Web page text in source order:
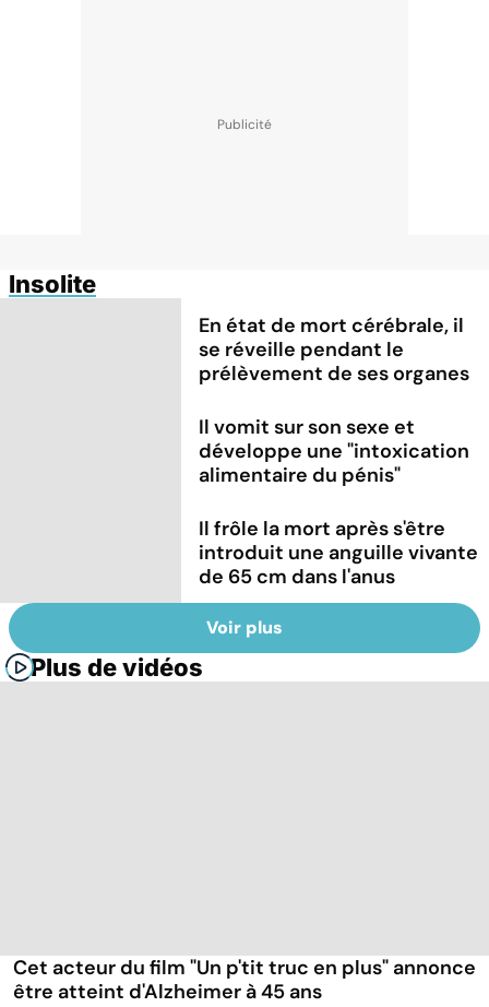
Insolite
En état de mort cérébrale, il
se réveille pendant le
prélèvement de ses organes
Il vomit sur son sexe et
développe une "intoxication
alimentaire du pénis"
Il frôle la mort après s'être
introduit une anguille vivante
de 65 cm dans l'anus
Voir plus
Plus de vidéos
Cet acteur du film "Un p'tit truc en plus" annonce
être atteint d'Alzheimer à 45 ans